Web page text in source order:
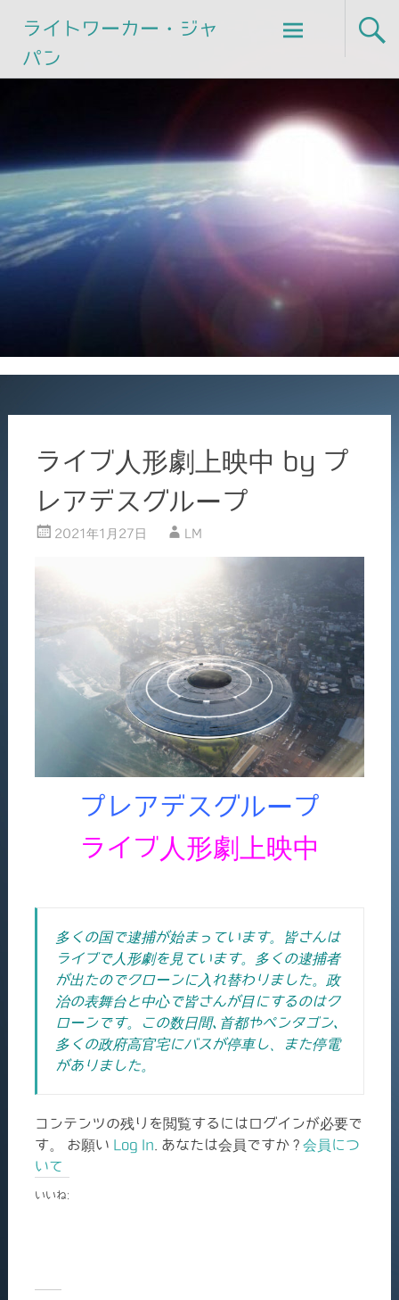
ライトワーカー・ジャ
パン
Skip
to
ライブ人形劇上映中 by プ
レアデスグループ
2021年1月27日 LM
プレアデスグループ
ライブ人形劇上映中
多くの国で逮捕が始まっています。皆さんは
ライブで人形劇を見ています。多くの逮捕者
が出たのでクローンに入れ替わりました。政
治の表舞台と中心で皆さんが目にするのはク
ローンです。この数日間､首都やペンタゴン､
多くの政府高官宅にバスが停車し、また停電
がありました。
コンテンツの残りを閲覧するにはログインが必要で
す。 お願い Log In . あなたは会員ですか ? 会員につ
いて
いいね: